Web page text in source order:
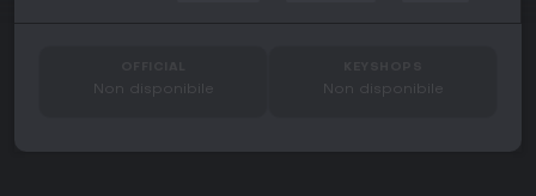
Non disponibile Non disponibile